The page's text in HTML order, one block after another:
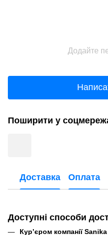
Додайте
Поширити у
Доставка Оплата
Доступні способи
Кур’єром компанії